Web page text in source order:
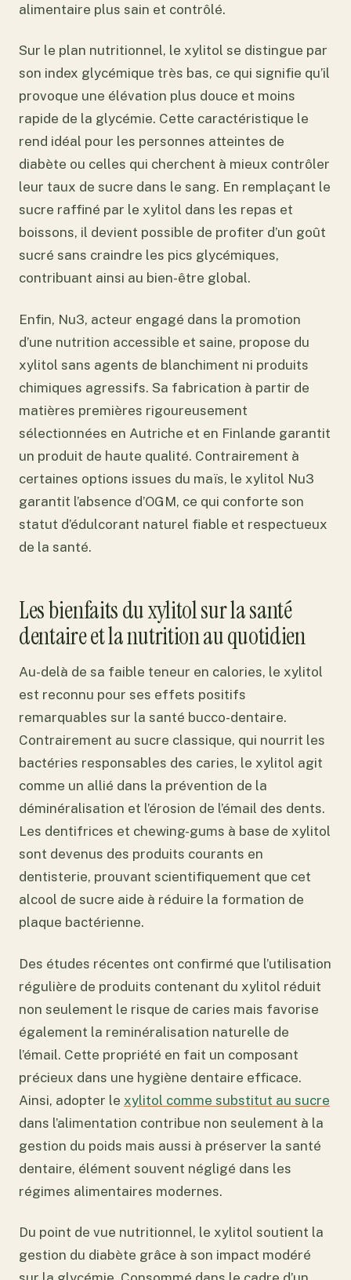
alimentaire plus sain et contrôlé.
Sur le plan nutritionnel, le xylitol se distingue par
son index glycémique très bas, ce qui signifie qu’il
provoque une élévation plus douce et moins
rapide de la glycémie. Cette caractéristique le
rend idéal pour les personnes atteintes de
diabète ou celles qui cherchent à mieux contrôler
leur taux de sucre dans le sang. En remplaçant le
sucre raffiné par le xylitol dans les repas et
boissons, il devient possible de profiter d’un goût
sucré sans craindre les pics glycémiques,
contribuant ainsi au bien-être global.
Enfin, Nu3, acteur engagé dans la promotion
d’une nutrition accessible et saine, propose du
xylitol sans agents de blanchiment ni produits
chimiques agressifs. Sa fabrication à partir de
matières premières rigoureusement
sélectionnées en Autriche et en Finlande garantit
un produit de haute qualité. Contrairement à
certaines options issues du maïs, le xylitol Nu3
garantit l’absence d’OGM, ce qui conforte son
statut d’édulcorant naturel fiable et respectueux
de la santé.
Les bienfaits du xylitol sur la santé
dentaire et la nutrition au quotidien
Au-delà de sa faible teneur en calories, le xylitol
est reconnu pour ses effets positifs
remarquables sur la santé bucco-dentaire.
Contrairement au sucre classique, qui nourrit les
bactéries responsables des caries, le xylitol agit
comme un allié dans la prévention de la
déminéralisation et l’érosion de l’émail des dents.
Les dentifrices et chewing-gums à base de xylitol
sont devenus des produits courants en
dentisterie, prouvant scientifiquement que cet
alcool de sucre aide à réduire la formation de
plaque bactérienne.
Des études récentes ont confirmé que l’utilisation
régulière de produits contenant du xylitol réduit
non seulement le risque de caries mais favorise
également la reminéralisation naturelle de
l’émail. Cette propriété en fait un composant
précieux dans une hygiène dentaire efficace.
Ainsi, adopter le xylitol comme substitut au sucre
dans l’alimentation contribue non seulement à la
gestion du poids mais aussi à préserver la santé
dentaire, élément souvent négligé dans les
régimes alimentaires modernes.
Du point de vue nutritionnel, le xylitol soutient la
gestion du diabète grâce à son impact modéré